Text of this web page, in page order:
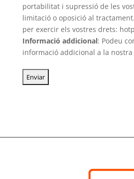
portabilitat i supressió de les
limitació o oposició al
per exercir els vostres drets:
Informació addicional: Podeu
informació addicional a la nostra